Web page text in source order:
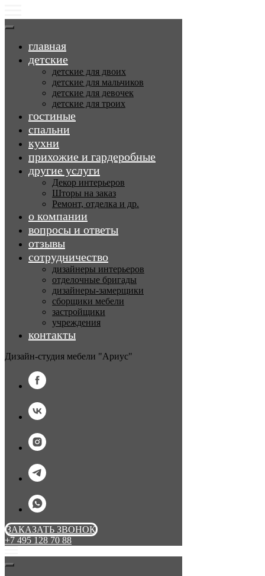
главная
детские
детские для двоих
детские для мальчиков
детские для девочек
детские для троих
гостиные
спальни
кухни
прихожие и гардеробные
другие услуги
Декор интерьеров
Шторы на заказ
Ремонт, отделка и др.
о компании
вопросы и ответы
отзывы
сотрудничество
дизайнеры интерьеров
отделочные бригады
дизайнеры-замерщики
сборщики мебели
застройщики
учреждения
контакты
Дизайн-студия мебели "Ариус"
ЗАКАЗАТЬ ЗВОНОК
+7 495 128 70 88